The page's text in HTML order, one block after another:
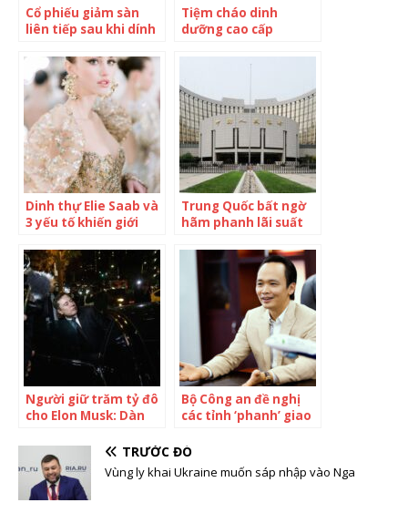
Cổ phiếu giảm sàn
liên tiếp sau khi dính
Victory Capital (PTL)
nói gì?
Tiệm cháo dinh
dưỡng cao cấp
kinh doanh bền vững
Dinh thự Elie Saab và
3 yếu tố khiến giới
Trung Quốc bất ngờ
hãm phanh lãi suất
Người giữ trăm tỷ đô
cho Elon Musk: Dàn
lần tỷ phú vạ miệng,
đi vay tiền, bán nhà
hay thuê vệ sĩ, bảo
mẫu đều ‘lo hết’
Bộ Công an đề nghị
các tỉnh ‘phanh’ giao
chồng ông Trịnh Văn
Quyết
TRƯỚC ĐÓ
Vùng ly khai Ukraine muốn sáp nhập vào Nga